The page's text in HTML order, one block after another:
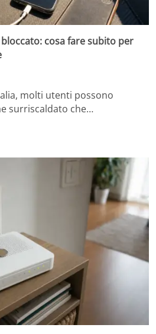
cosa fare subito per
molti utenti possono
surriscaldato che…